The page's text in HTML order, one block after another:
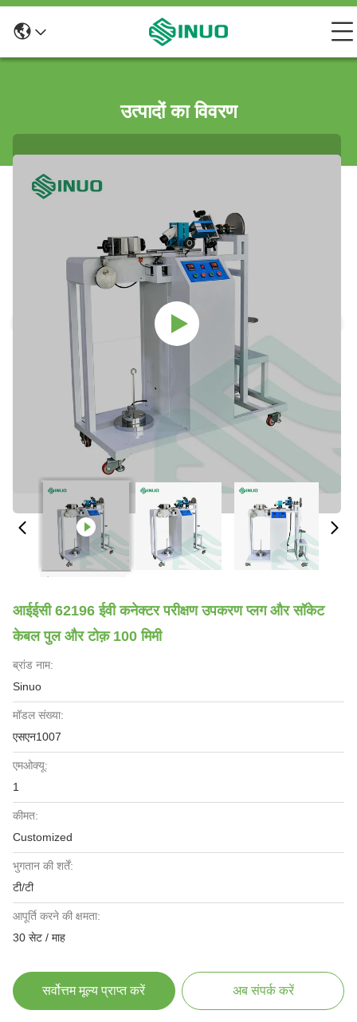
उत्पादों का विवरण
आईईसी 62196 ईवी कनेक्टर परीक्षण उपकरण प्लग और सॉकेट
केबल पुल और टोक़ 100 मिमी
ब्रांड नाम:
Sinuo
मॉडल संख्या:
एसएन1007
एमओक्यू:
1
कीमत:
Customized
भुगतान की शर्तें:
टी/टी
आपूर्ति करने की क्षमता:
30 सेट / माह
सर्वोत्तम मूल्य प्राप्त करें अब संपर्क करें